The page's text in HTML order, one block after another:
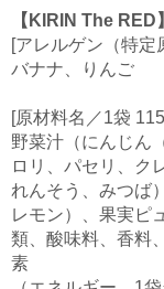
【KIRIN The RED】
[アレルゲン（特定
バナナ、りんご
[原材料名／1袋
野菜汁（にんじん
ロリ、パセリ、ク
れんそう、みつば
レモン）、果実ピ
類、酸味料、香料
素